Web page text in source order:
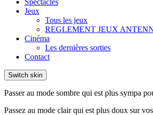
Spectacles
Jeux
Tous les jeux
REGLEMENT JEUX
Cinéma
Les dernières sorties
Contact
Switch skin
Passer au mode sombre qui est plus sympa
Passez au mode clair qui est plus doux sur